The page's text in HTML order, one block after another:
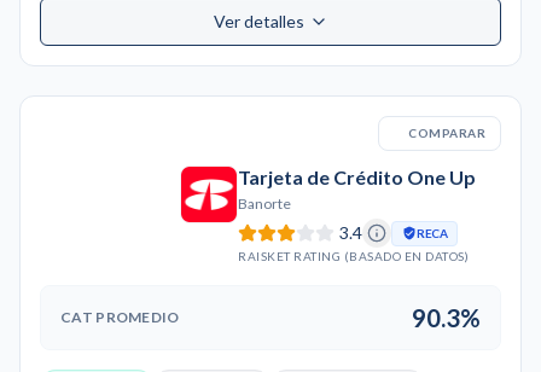
Ver detalles
COMPARAR
Tarjeta de Crédito One Up
Banorte
3.4
RECA
RAISKET RATING (BASADO EN DATOS)
CAT PROMEDIO 90.3%